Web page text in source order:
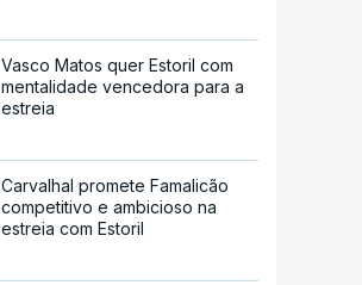
Vasco Matos quer Estoril com
mentalidade vencedora para a
estreia
Carvalhal promete Famalicão
competitivo e ambicioso na
estreia com Estoril